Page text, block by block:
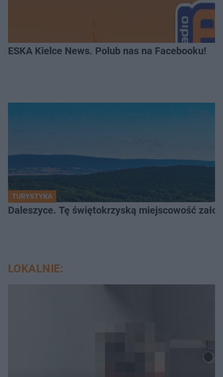
ESKA Kielce News. Polub nas na Facebooku!
TURYSTYKA
Daleszyce. Tę świętokrzyską miejscowość
LOKALNIE: